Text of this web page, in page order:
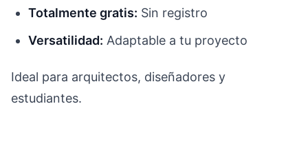
Totalmente gratis: Sin registro
Versatilidad: Adaptable a tu proyecto
Ideal para arquitectos, diseñadores y
estudiantes.